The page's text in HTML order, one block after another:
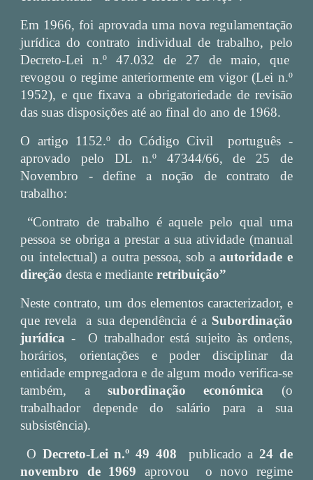
Em 1966, foi aprovada uma nova regulamentação
jurídica do contrato individual de trabalho, pelo
Decreto-Lei n.º 47.032 de 27 de maio, que
revogou o regime anteriormente em vigor (Lei n.º
1952), e que fixava a obrigatoriedade de revisão
das suas disposições até ao final do ano de 1968.
O artigo 1152.º do Código Civil português -
aprovado pelo DL n.º 47344/66, de 25 de
Novembro - define a noção de contrato de
trabalho:
“Contrato de trabalho é aquele pelo qual uma
pessoa se obriga a prestar a sua atividade (manual
ou intelectual) a outra pessoa, sob aautoridade e
direção desta e medianteretribuição”
Neste contrato, um dos elementos caracterizador, e
que revela a sua dependência é a Subordinação
jurídica -
O trabalhador está sujeito às ordens,
horários, orientações e poder disciplinar da
entidade empregadora e de algum modo verifica-se
também, a subordinação económica (o
trabalhador depende do salário para a sua
subsistência).
O Decreto-Lei n.º 49 408 publicado a 24 de
novembro de 1969 aprovou o novo regime